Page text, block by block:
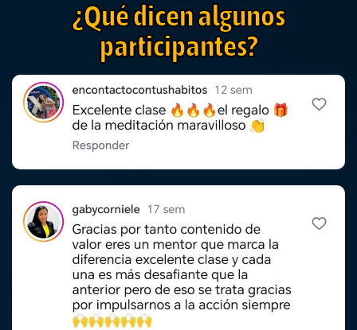
¿Qué dicen algunos
participantes?